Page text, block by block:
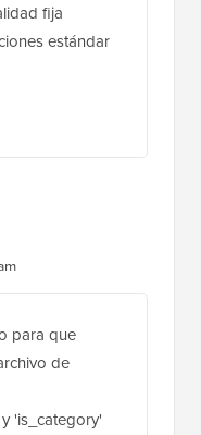
fija
estándar
para que
de
'is_category'